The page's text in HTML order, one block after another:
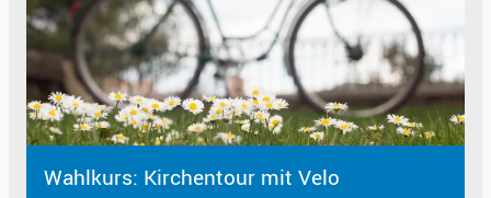
Wahlkurs: Kirchentour mit Velo